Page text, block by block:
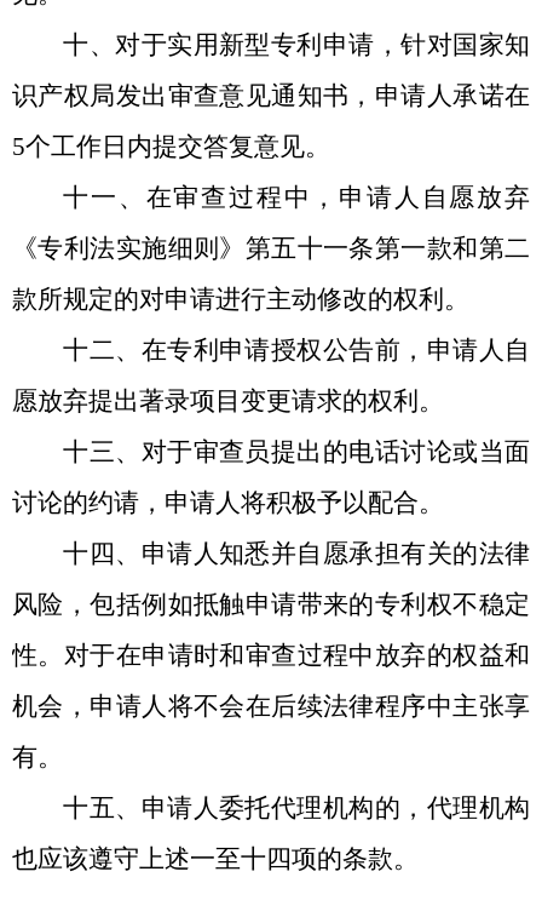
十、对于实用新型专利申请，针对国家知
识产权局发出审查意见通知书，申请人承诺在
5个工作日内提交答复意见。
十一、在审查过程中，申请人自愿放弃
《专利法实施细则》第五十一条第一款和第二
款所规定的对申请进行主动修改的权利。
十二、在专利申请授权公告前，申请人自
愿放弃提出著录项目变更请求的权利。
十三、对于审查员提出的电话讨论或当面
讨论的约请，申请人将积极予以配合。
十四、申请人知悉并自愿承担有关的法律
风险，包括例如抵触申请带来的专利权不稳定
性。对于在申请时和审查过程中放弃的权益和
机会，申请人将不会在后续法律程序中主张享
有。
十五、申请人委托代理机构的，代理机构
也应该遵守上述一至十四项的条款。